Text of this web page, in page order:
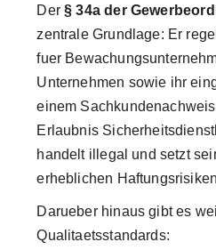
Der§ 34a der
zentrale Grundlage: Er
fuer
Unternehmen sowie ihr
einem
Erlaubnis
handelt illegal und setzt
erheblichen
Darueber hinaus gibt es
Qualitaetsstandards: